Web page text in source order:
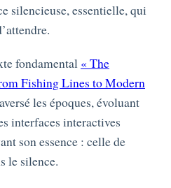
silencieuse, essentielle, qui
fondamental « The
Fishing Lines to Modern
les époques, évoluant
interfaces interactives
son essence : celle de
le silence.